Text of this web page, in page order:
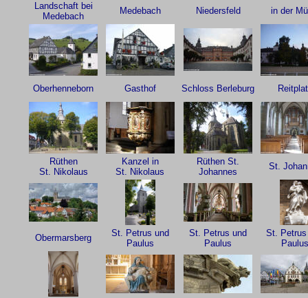
Landschaft bei
Medebach
Medebach Niedersfeld in der
Oberhenneborn Gasthof Schloss Berleburg
Rüthen
St. Nikolaus
Kanzel in
St. Nikolaus
Rüthen St.
Johannes
St.
Obermarsberg
St. Petrus und
Paulus
St. Petrus und
Paulus
St. Petrus
Paulus